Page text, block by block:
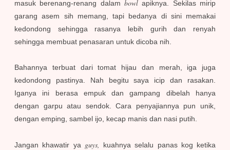
masuk berenang-renang dalam bowlapiknya. Sekilas mirip
garang asem sih memang, tapi bedanya di sini memakai
kedondong sehingga rasanya lebih gurih dan renyah
sehingga membuat penasaran untuk dicoba nih.
Bahannya terbuat dari tomat hijau dan merah, iga juga
kedondong pastinya. Nah begitu saya icip dan rasakan.
Iganya ini berasa empuk dan gampang dibelah hanya
dengan garpu atau sendok. Cara penyajiannya pun unik,
dengan emping, sambel ijo, kecap manis dan nasi putih.
Jangan khawatir ya guys,
kuahnya selalu panas kog ketika